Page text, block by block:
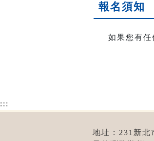
報名須知
如果您有
:::
地址：231新